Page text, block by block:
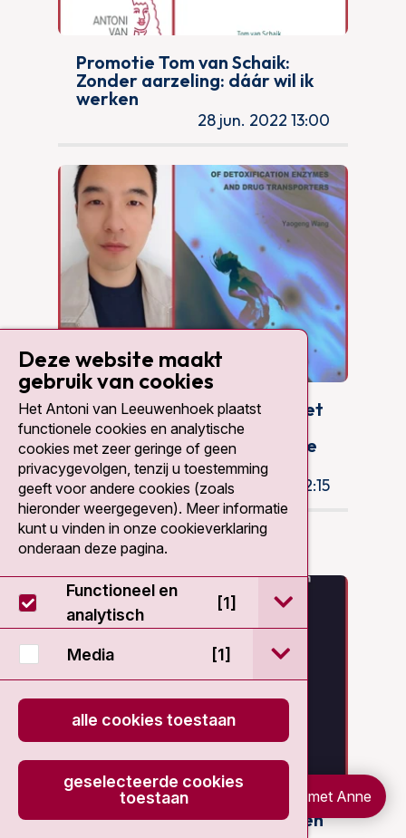
Promotie Tom van Schaik:
Zonder aarzeling: dáár wil ik
werken
28 jun. 2022 13:00
Promotie Yaogeng Wang: Het
kostte me een jaar om te
wennen aan de Nederlandse
manier van communiceren
12 jul. 2022 12:15
Promotie Chris Beekman: Een
Deze website maakt
gebruik van cookies
Het Antoni van Leeuwenhoek plaatst
functionele cookies en analytische
cookies met zeer geringe of geen
privacygevolgen, tenzij u toestemming
geeft voor andere cookies (zoals
hieronder weergegeven). Meer informatie
kunt u vinden in onze cookieverklaring
onderaan deze pagina.
Functioneel en
analytisch
[1] open / sluit
Media [1] open / sluit
alle cookies toestaan
geselecteerde cookies
toestaan
Chat met Anne